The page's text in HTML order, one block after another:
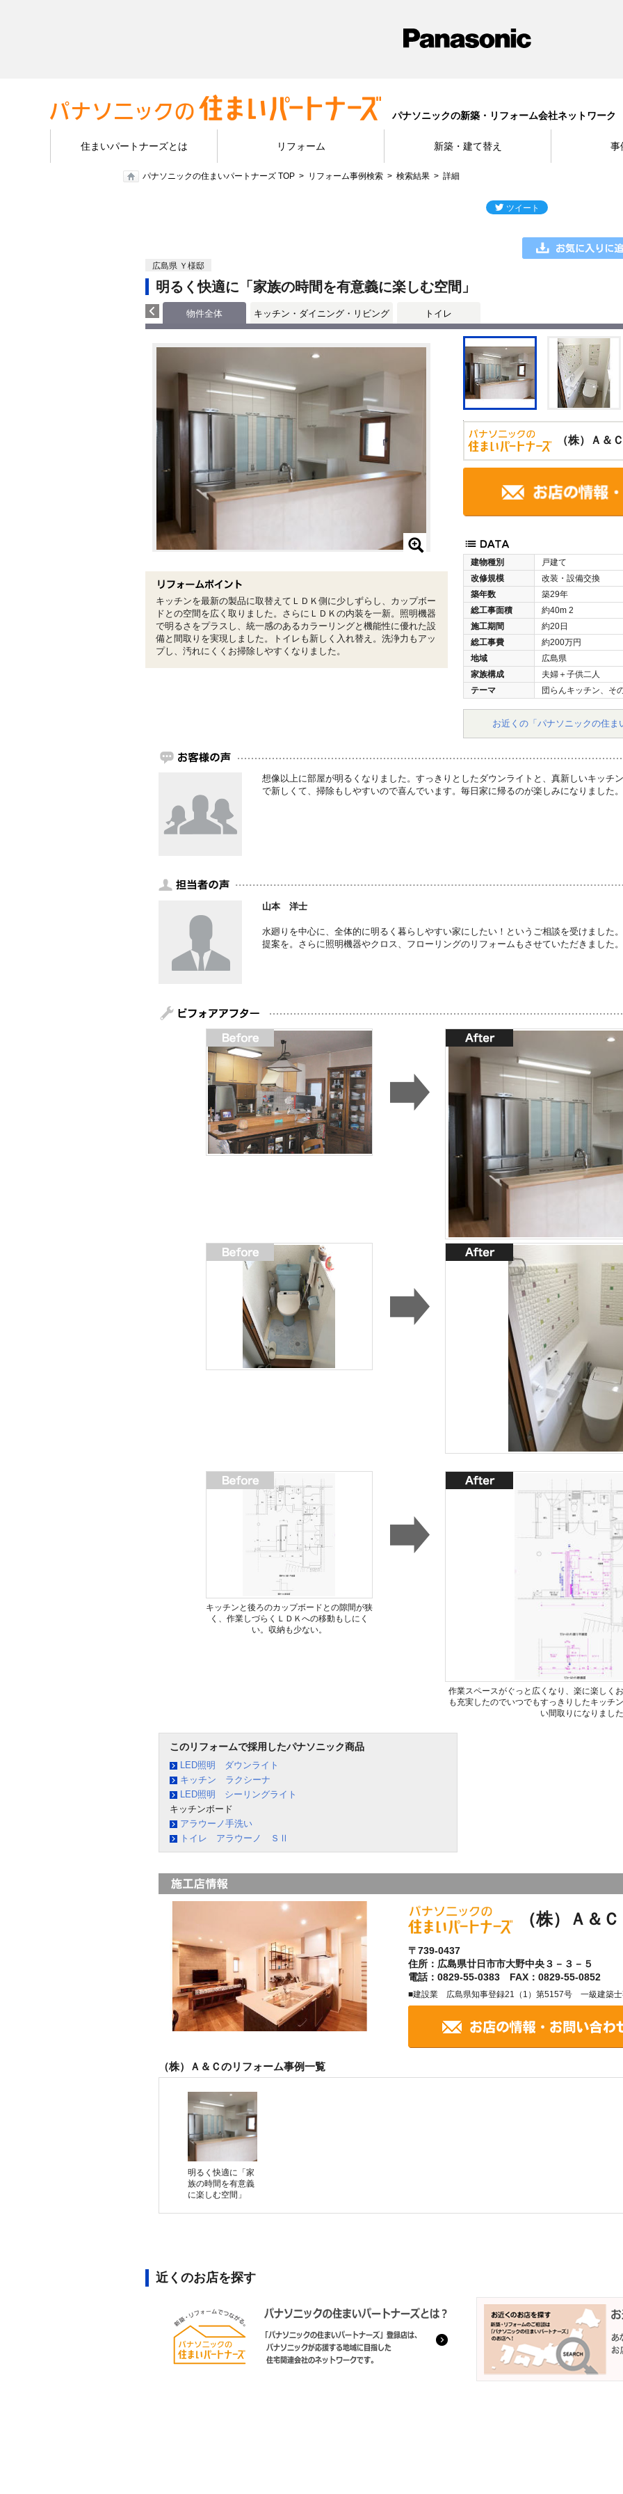
パナソニックの新築・リフォーム会社ネットワーク
住まいパートナーズとは リフォーム 新築・建て替え 事
パナソニックの住まいパートナーズ TOP リフォーム事例検索 検索結果 詳細
広島県 Ｙ様邸
明るく快適に「家族の時間を有意義に楽しむ空間」
物件全体 キッチン・ダイニング・リビング トイレ
（株）Ａ＆Ｃ
建物種別
戸建て
改修規模
改装・設備交換
築年数
築29年
総工事面積
約40m 2
施工期間
約20日
総工事費
約200万円
地域
広島県
家族構成
夫婦＋子供二人
テーマ
団らんキッチン、そ
お近くの「パナソニックの住
キッチンを最新の製品に取替えてＬＤＫ側に少しずらし、カップボー
ドとの空間を広く取りました。さらにＬＤＫの内装を一新。照明機器
で明るさをプラスし、統一感のあるカラーリングと機能性に優れた設
備と間取りを実現しました。トイレも新しく入れ替え。洗浄力もアッ
プし、汚れにくくお掃除しやすくなりました。
想像以上に部屋が明るくなりました。すっきりとしたダウンライトと、真新しいキッチ
で新しくて、掃除もしやすいので喜んでいます。毎日家に帰るのが楽しみになりました。
山本 洋士
水廻りを中心に、全体的に明るく暮らしやすい家にしたい！というご相談を受けました
提案を。さらに照明機器やクロス、フローリングのリフォームもさせていただきました。
キッチンと後ろのカップボードとの隙間が狭
く、作業しづらくＬＤＫへの移動もしにく
い。収納も少ない。
作業スペースがぐっと広くなり、楽に楽しく
も充実したのでいつでもすっきりしたキッチ
い間取りになりまし
このリフォームで採用したパナソニック商品
LED照明 ダウンライト
キッチン ラクシーナ
LED照明 シーリングライト
キッチンボード
アラウーノ手洗い
トイレ アラウーノ ＳⅡ
（株）Ａ＆Ｃ
〒739-0437
住所：広島県廿日市市大野中央３－３－５
電話：0829-55-0383 FAX：0829-55-0852
■建設業 広島県知事登録21（1）第5157号 一級建築士
（株）Ａ＆Ｃのリフォーム事例一覧
明るく快適に「家
族の時間を有意義
に楽しむ空間」
近くのお店を探す